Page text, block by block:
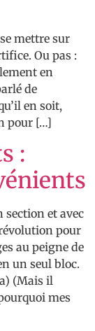
mettre sur
Ou pas :
en
de
en soit,
pour […]
:
section et avec
pour
au peigne de
un seul bloc.
(Mais il
mes